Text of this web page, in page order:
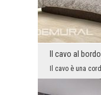
Il cavo al bordo